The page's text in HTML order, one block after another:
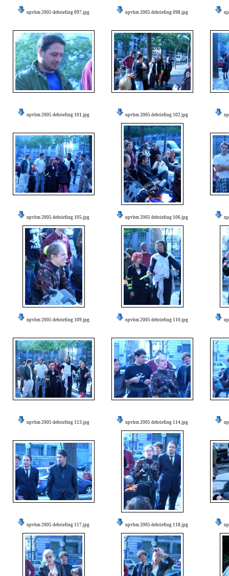
npvbm 2005 debriefing 097.jpg npvbm 2005 debriefing 098.jpg
npvbm 2005 debriefing 101.jpg npvbm 2005 debriefing 102.jpg
npvbm 2005 debriefing 105.jpg npvbm 2005 debriefing 106.jpg
npvbm 2005 debriefing 109.jpg npvbm 2005 debriefing 110.jpg
npvbm 2005 debriefing 113.jpg npvbm 2005 debriefing 114.jpg
npvbm 2005 debriefing 117.jpg npvbm 2005 debriefing 118.jpg